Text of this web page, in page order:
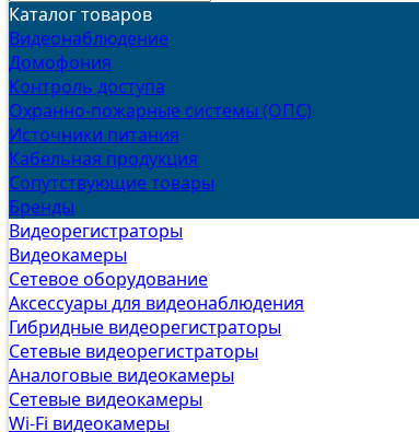
Каталог товаров
Видеонаблюдение
Домофония
Контроль доступа
Охранно-пожарные системы (ОПС)
Источники питания
Кабельная продукция
Сопутствующие товары
Бренды
Видеорегистраторы
Видеокамеры
Сетевое оборудование
Аксессуары для видеонаблюдения
Гибридные видеорегистраторы
Сетевые видеорегистраторы
Аналоговые видеокамеры
Сетевые видеокамеры
Wi-Fi видеокамеры